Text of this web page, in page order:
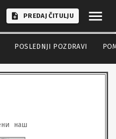
PREDAJ ČITULJU
POSLEDNJI POZDRAVI
наш